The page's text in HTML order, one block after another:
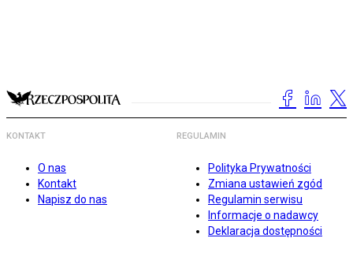
KONTAKT
O nas
Kontakt
Napisz do nas
REGULAMIN
Polityka Prywatności
Zmiana ustawień zgód
Regulamin serwisu
Informacje o nadawcy
Deklaracja dostępności